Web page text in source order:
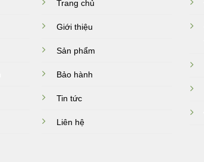
Trang chủ
Giới thiệu
Sản phẩm
Bảo hành
Tin tức
Liên hệ